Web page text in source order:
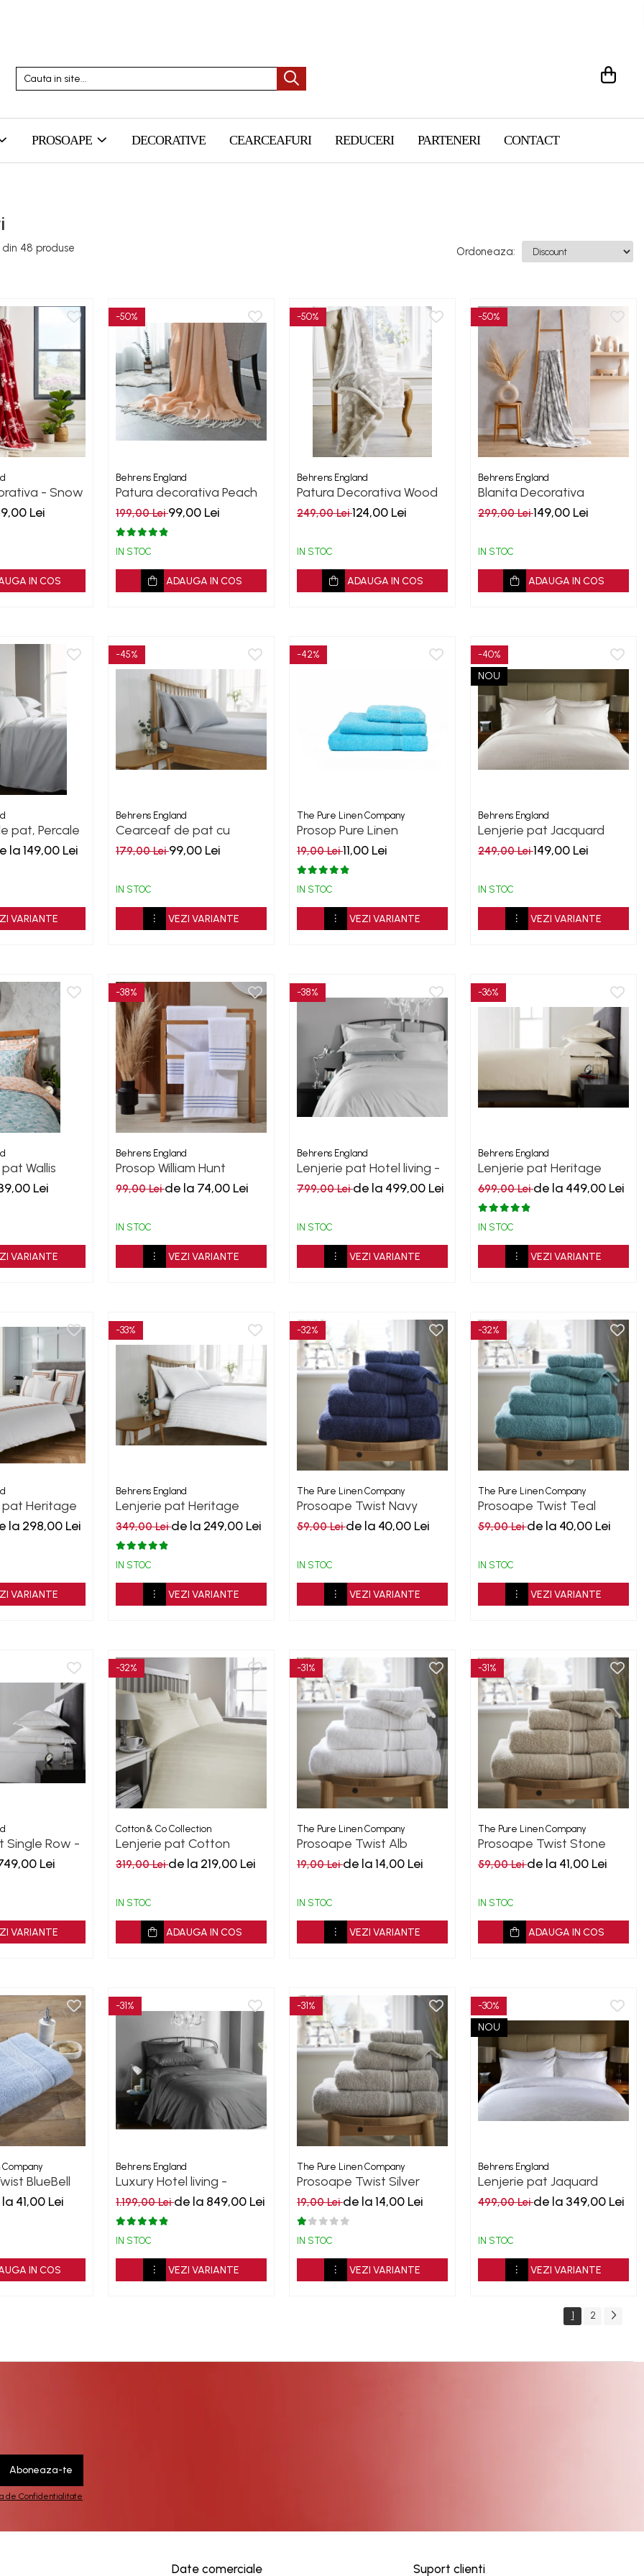
PROSOAPE DECORATIVE CEARCEAFURI REDUCERI PARTENERI CONTACT
din 48 produse Ordoneaza:
- Snow
Lei
IN COS
-50%
Behrens England
Patura decorativa Peach
Lifestyle
199,00 Lei99,00 Lei
IN STOC
ADAUGA IN COS
-50%
Behrens England
Patura Decorativa Wood
Land Grey
249,00 Lei124,00 Lei
IN STOC
ADAUGA IN COS
-50%
Behrens England
Blanita Decorativa
Highland 180x130x10 cm
299,00 Lei149,00 Lei
IN STOC
ADAUGA IN COS
pat, Percale
la 149,00 Lei
VARIANTE
-45%
Behrens England
Cearceaf de pat cu
elastic, 200TC - Grey
179,00 Lei99,00 Lei
IN STOC
VEZI VARIANTE
-42%
The Pure Linen Company
Prosop Pure Linen
Collection Aqua
19,00 Lei11,00 Lei
IN STOC
VEZI VARIANTE
-40%
NOU
Behrens England
Lenjerie pat Jacquard
Sateen Stripe Ivory
249,00 Lei149,00 Lei
IN STOC
VEZI VARIANTE
Wallis
Lei
VARIANTE
-38%
Behrens England
Prosop William Hunt
White-Navy 600GSM
99,00 Leide la 74,00 Lei
IN STOC
VEZI VARIANTE
-38%
Behrens England
Lenjerie pat Hotel living -
Ice Grey 600TC
799,00 Leide la 499,00 Lei
IN STOC
VEZI VARIANTE
-36%
Behrens England
Lenjerie pat Heritage
Ivory Bumbac 600TC
699,00 Leide la 449,00 Lei
IN STOC
VEZI VARIANTE
Heritage
Narrow
la 298,00 Lei
VARIANTE
-33%
Behrens England
Lenjerie pat Heritage
Sateen Stripe Alb 200TC
349,00 Leide la 249,00 Lei
IN STOC
VEZI VARIANTE
-32%
The Pure Linen Company
Prosoape Twist Navy
500GSM
59,00 Leide la 40,00 Lei
IN STOC
VEZI VARIANTE
-32%
The Pure Linen Company
Prosoape Twist Teal
500GSM
59,00 Leide la 40,00 Lei
IN STOC
VEZI VARIANTE
Single Row -
Lei
VARIANTE
-32%
Cotton & Co Collection
Lenjerie pat Cotton
Collection
319,00 Leide la 219,00 Lei
IN STOC
ADAUGA IN COS
-31%
The Pure Linen Company
Prosoape Twist Alb
500GSM
19,00 Leide la 14,00 Lei
IN STOC
VEZI VARIANTE
-31%
The Pure Linen Company
Prosoape Twist Stone
500GSM
59,00 Leide la 41,00 Lei
IN STOC
ADAUGA IN COS
BlueBell
41,00 Lei
IN COS
-31%
Behrens England
Luxury Hotel living -
Platinum 1000TC
1.199,00 Leide la 849,00 Lei
IN STOC
VEZI VARIANTE
-31%
The Pure Linen Company
Prosoape Twist Silver
500GSM
19,00 Leide la 14,00 Lei
IN STOC
VEZI VARIANTE
-30%
NOU
Behrens England
Lenjerie pat Jaquard
bumbac 400TC Damask -
499,00 Leide la 349,00 Lei
IN STOC
VEZI VARIANTE
1 2
de Confidentialitate
Date comerciale Suport clienti